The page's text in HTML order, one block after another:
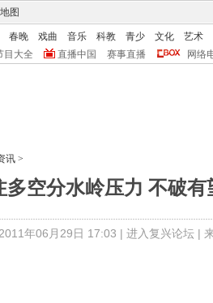
图
春晚 戏曲 音乐 科教 青少 文化
艺术
目大全 直播中国 赛事直播 网络
讯 >
多空分水岭压力 不破有
年06月29日 17:03 | 进入复兴论坛|